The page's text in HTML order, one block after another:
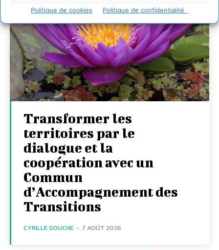
Politique de cookies Politique de confidentialité
Transformer les
territoires par le
dialogue et la
coopération avec un
Commun
d’Accompagnement des
Transitions
CYRILLE SOUCHE - 7 AOÛT 2026